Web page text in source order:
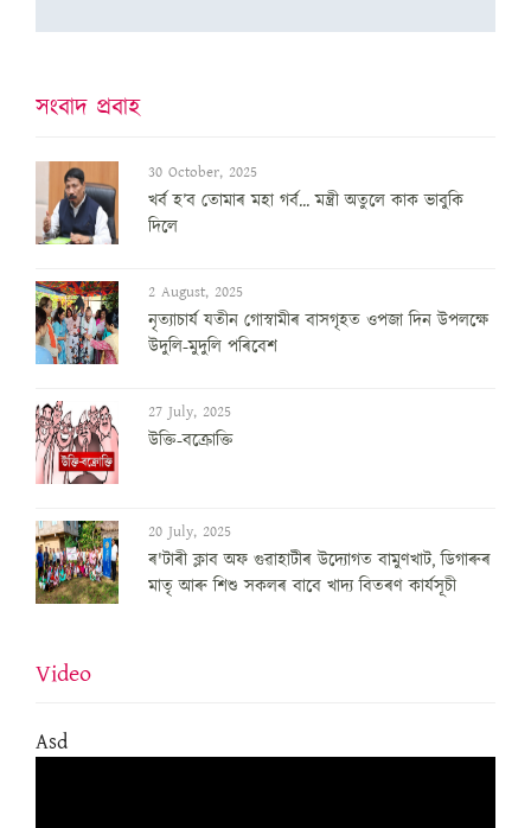
সংবাদ প্ৰবাহ
30 October, 2025
খৰ্ব হ’ব তোমাৰ মহা গৰ্ব... মন্ত্ৰী অতুলে কাক ভাবুকি
দিলে
2 August, 2025
নৃত্যাচাৰ্য যতীন গোস্বামীৰ বাসগৃহত ওপজা দিন উপলক্ষে
উদুলি-মুদুলি পৰিবেশ
27 July, 2025
উক্তি-বক্ৰোক্তি
20 July, 2025
ৰ'টাৰী ক্লাব অফ গুৱাহাটীৰ উদ্যোগত বামুণখাট, ডিগাৰুৰ
মাতৃ আৰু শিশু সকলৰ বাবে খাদ্য বিতৰণ কাৰ্যসূচী
Video
Asd